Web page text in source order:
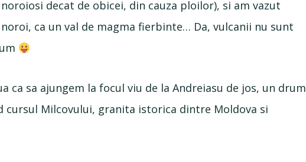
decat de obicei, din cauza ploilor), si am vazut
ca un val de magma fierbinte… Da, vulcanii nu sunt
ca sa ajungem la focul viu de la Andreiasu de jos, un drum
Milcovului, granita istorica dintre Moldova si